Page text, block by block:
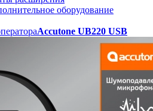
оборудование
Accutone UB220 USB